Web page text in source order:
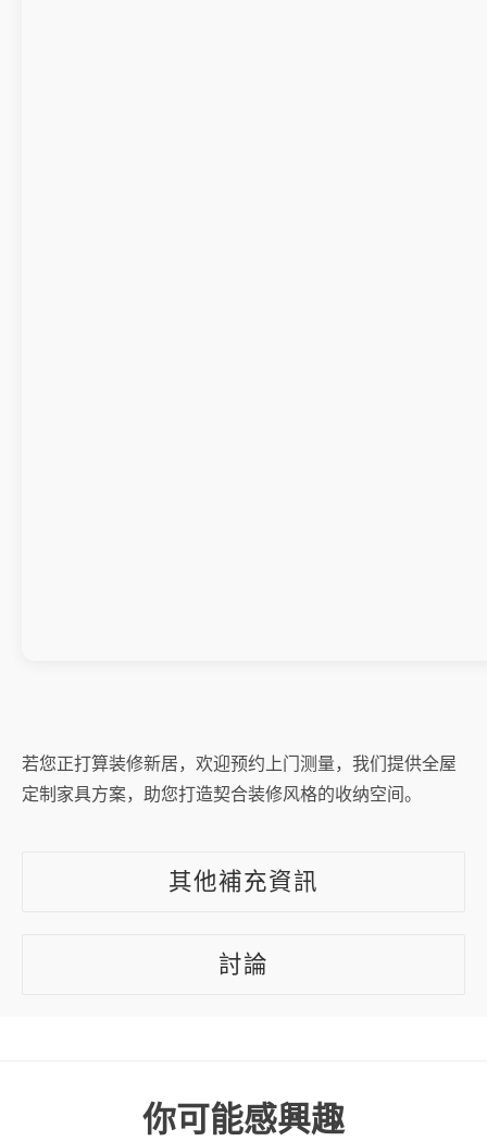
若您正打算装修新居，欢迎预约上门测量，我们提供全屋
定制家具方案，助您打造契合装修风格的收纳空间。
其他補充資訊
討論
你可能感興趣